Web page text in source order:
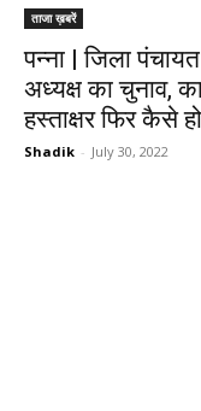
ताजा ख़बरें
पन्ना | जिला
अध्यक्ष का चुनाव,
हस्ताक्षर फिर कैसे
Shadik - July 30, 2022